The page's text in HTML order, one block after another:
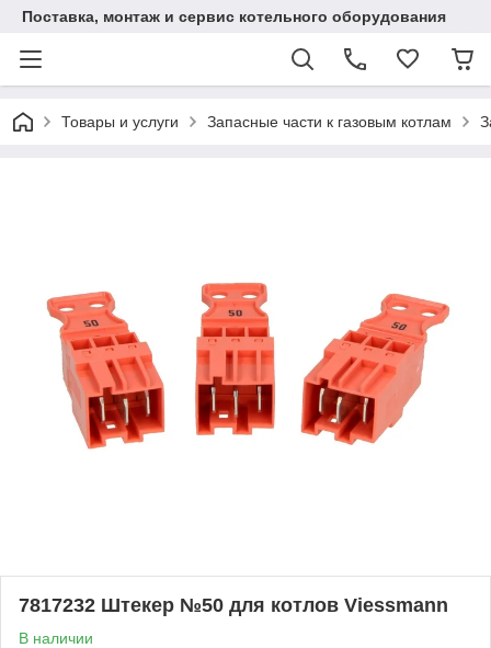
Поставка, монтаж и сервис котельного оборудования
Товары и услуги Запасные части к газовым котлам
7817232 Штекер №50 для котлов Viessmann
В наличии